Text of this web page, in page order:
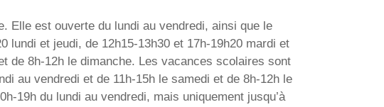
Elle est ouverte du lundi au vendredi, ainsi que le
lundi et jeudi, de 12h15-13h30 et 17h-19h20 mardi et
de 8h-12h le dimanche. Les vacances scolaires sont
au vendredi et de 11h-15h le samedi et de 8h-12h le
19h du lundi au vendredi, mais uniquement jusqu’à